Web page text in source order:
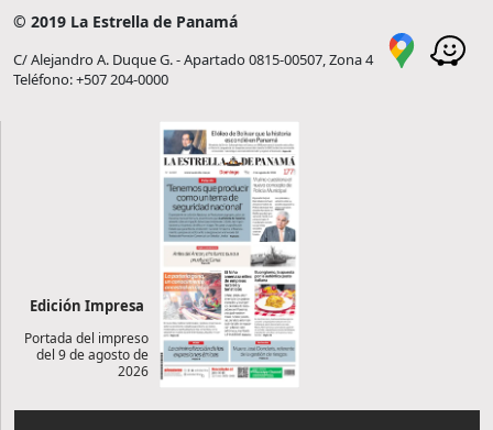
© 2019 La Estrella de Panamá
C/ Alejandro A. Duque G. - Apartado 0815-00507, Zona 4
Teléfono: +507 204-0000
Edición Impresa
Portada del impreso
del 9 de agosto de
2026